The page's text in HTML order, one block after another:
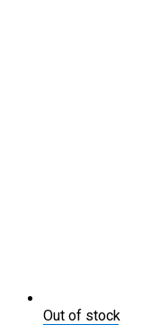
Out of stock